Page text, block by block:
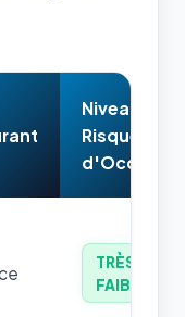
Niveau de
Risque
d'Occasion
TRÈS
FAIBLE